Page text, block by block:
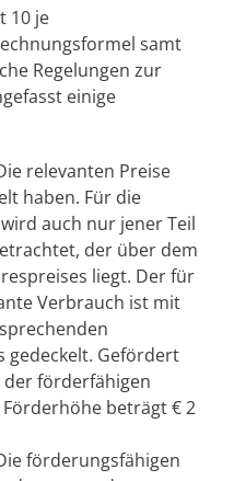
10 je
samt
Regelungen zur
einige
relevanten Preise
haben. Für die
auch nur jener Teil
der über dem
liegt. Der für
Verbrauch ist mit
gedeckelt. Gefördert
der förderfähigen
beträgt € 2
förderungsfähigen